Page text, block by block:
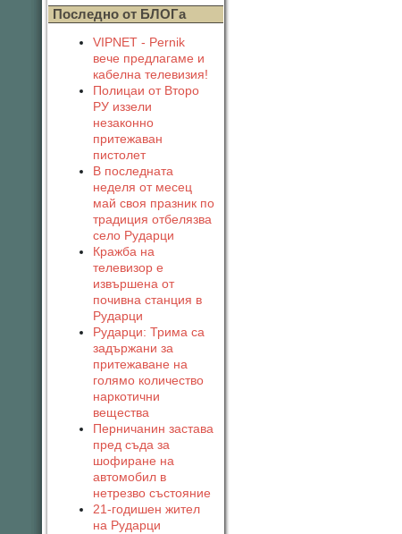
Последно от БЛОГа
VIPNET - Pernik
вече предлагаме и
кабелна телевизия!
Полицаи от Второ
РУ иззели
незаконно
притежаван
пистолет
В последната
неделя от месец
май своя празник по
традиция отбелязва
село Рударци
Кражба на
телевизор е
извършена от
почивна станция в
Рударци
Рударци: Трима са
задържани за
притежаване на
голямо количество
наркотични
вещества
Перничанин застава
пред съда за
шофиране на
автомобил в
нетрезво състояние
21-годишен жител
на Рударци